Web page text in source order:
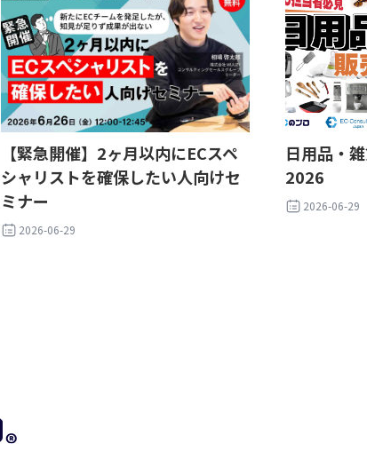
【緊急開催】2ヶ月以内にECスペ
シャリストを確保したい人向けセ
ミナー
2026-06-29
日用品・
2026
2026-06-29